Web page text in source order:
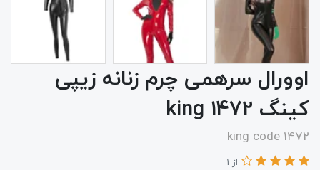
اوورال سرهمی چرم زنانه زیپی
کینگ 1472 king
king code 1472
از 1